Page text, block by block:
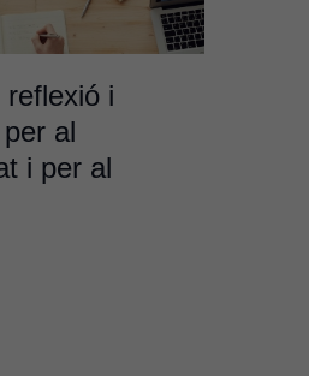
reflexió i
al
i per al